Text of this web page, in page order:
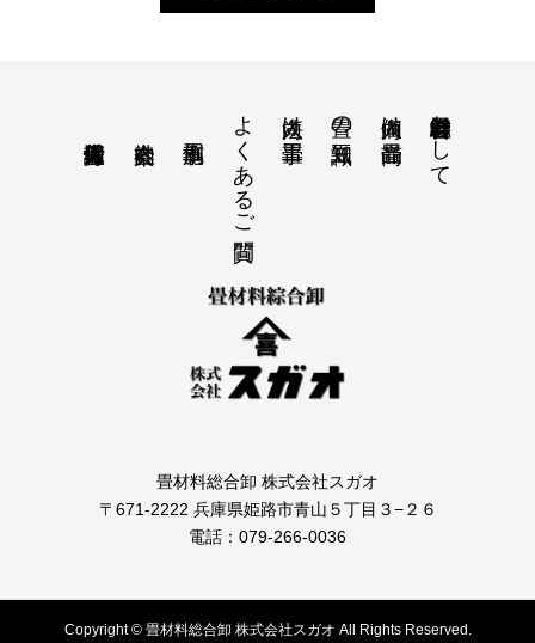
畳材料総合卸会社として
個人向け畳商品
畳の豆知識
法人向け畳工事
よくあるご質問
畳材料総合卸 株式会社スガオ
〒671-2222 兵庫県姫路市青山５丁目３−２６
電話：079-266-0036
Copyright © 畳材料総合卸 株式会社スガオ All Rights Reserved.